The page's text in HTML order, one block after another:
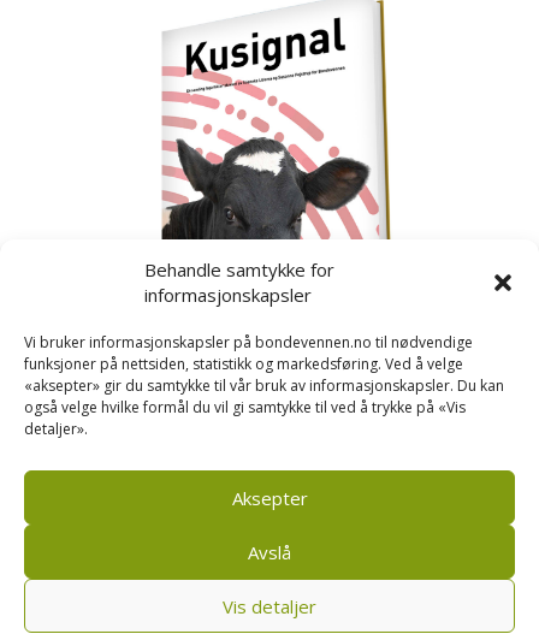
Behandle samtykke for
informasjonskapsler
Vi bruker informasjonskapsler på bondevennen.no til nødvendige
funksjoner på nettsiden, statistikk og markedsføring. Ved å velge
«aksepter» gir du samtykke til vår bruk av informasjonskapsler. Du kan
også velge hvilke formål du vil gi samtykke til ved å trykke på «Vis
detaljer».
Aksepter
Avslå
Vis detaljer
Kusignal
om kusignal i eit eige hefte.